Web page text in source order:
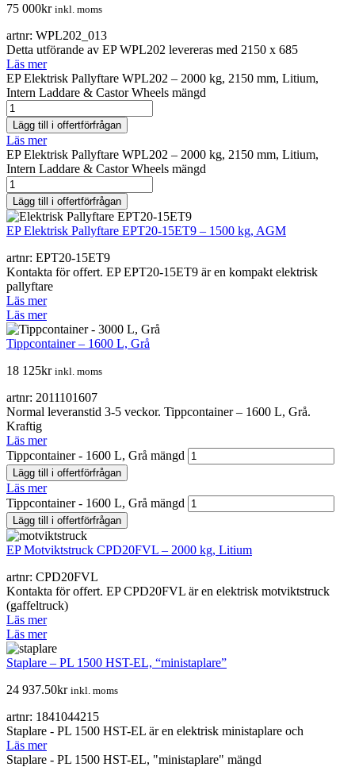
75 000kr inkl. moms
artnr: WPL202_013
Detta utförande av EP WPL202 levereras med 2150 x 685
Läs mer
EP Elektrisk Pallyftare WPL202 – 2000 kg, 2150 mm, Litium,
Intern Laddare & Castor Wheels mängd
Lägg till i offertförfrågan
Läs mer
EP Elektrisk Pallyftare WPL202 – 2000 kg, 2150 mm, Litium,
Intern Laddare & Castor Wheels mängd
Lägg till i offertförfrågan
EP Elektrisk Pallyftare EPT20-15ET9 – 1500 kg, AGM
artnr: EPT20-15ET9
Kontakta för offert. EP EPT20-15ET9 är en kompakt elektrisk
pallyftare
Läs mer
Läs mer
Tippcontainer – 1600 L, Grå
18 125kr inkl. moms
artnr: 2011101607
Normal leveranstid 3-5 veckor. Tippcontainer – 1600 L, Grå.
Kraftig
Läs mer
Tippcontainer - 1600 L, Grå mängd
Lägg till i offertförfrågan
Läs mer
Tippcontainer - 1600 L, Grå mängd
Lägg till i offertförfrågan
EP Motviktstruck CPD20FVL – 2000 kg, Litium
artnr: CPD20FVL
Kontakta för offert. EP CPD20FVL är en elektrisk motviktstruck
(gaffeltruck)
Läs mer
Läs mer
Staplare – PL 1500 HST-EL, “ministaplare”
24 937.50kr inkl. moms
artnr: 1841044215
Staplare - PL 1500 HST-EL är en elektrisk ministaplare och
Läs mer
Staplare - PL 1500 HST-EL, "ministaplare" mängd